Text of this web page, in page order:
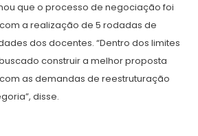
que o processo de negociação foi
a realização de 5 rodadas de
dos docentes. “Dentro dos limites
construir a melhor proposta
as demandas de reestruturação
disse.